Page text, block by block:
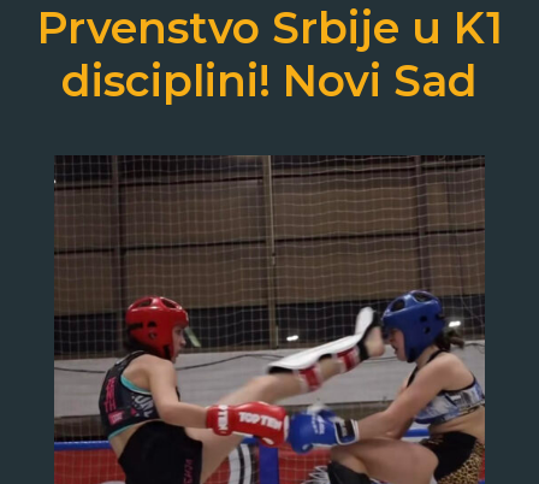
Prvenstvo Srbije u K1
disciplini! Novi Sad